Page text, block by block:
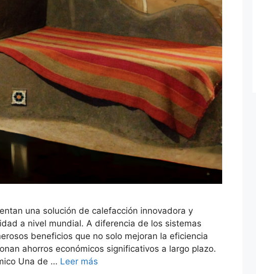
una solución de calefacción innovadora y
a nivel mundial. A diferencia de los sistemas
beneficios que no solo mejoran la eficiencia
ahorros económicos significativos a largo plazo.
Una de … Leer más